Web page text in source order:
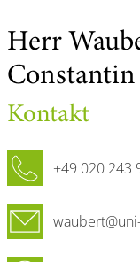
Herr
Constantin
Kontakt
Telefon
+49 020 243
E-Mail